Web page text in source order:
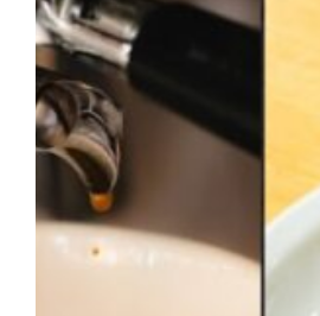
Otros Sabores
Catas & Eventos
Bodegas
Buscar: